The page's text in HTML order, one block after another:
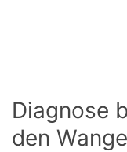
Diagnose
den